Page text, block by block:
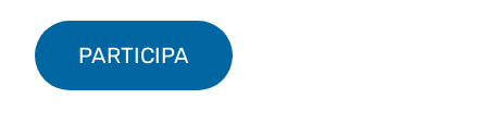
PARTICIPA